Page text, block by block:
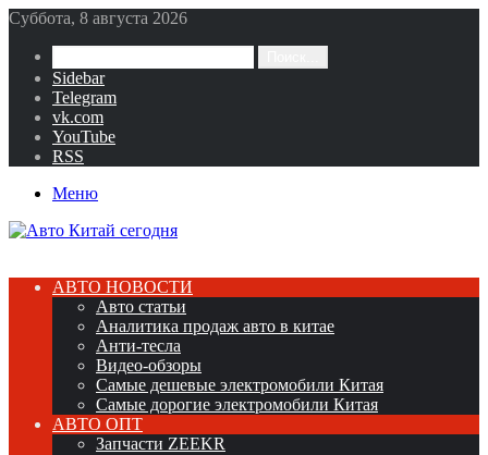
Суббота, 8 августа 2026
Sidebar
Telegram
vk.com
YouTube
RSS
Меню
АВТО НОВОСТИ
Авто статьи
Аналитика продаж авто в китае
Анти-тесла
Видео-обзоры
Самые дешевые электромобили Китая
Самые дорогие электромобили Китая
АВТО ОПТ
Запчасти ZEEKR